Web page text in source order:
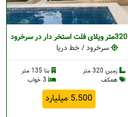
320متر ویلای فلت استخر دار در سرخرود
سرخرود / خط دریا
زمین 320 متر
بنا 135 متر
همکف
5.500 میلیارد